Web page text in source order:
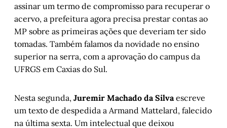
assinar um termo de compromisso para recuperar o
acervo, a prefeitura agora precisa prestar contas ao
MP sobre as primeiras ações que deveriam ter sido
tomadas. Também falamos da novidade no ensino
superior na serra, com a aprovação do campus da
UFRGS em Caxias do Sul.
Nesta segunda, Juremir Machado da Silvaescreve
um texto de despedida a Armand Mattelard, falecido
na última sexta. Um intelectual que deixou